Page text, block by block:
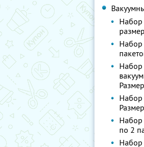
Набор
Набор
Набор
Набор
Набор
по 2
Набор